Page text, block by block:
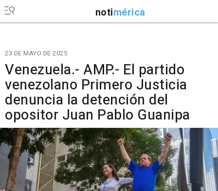
notimérica
23 DE MAYO DE 2025
Venezuela.- AMP.- El partido
venezolano Primero Justicia
denuncia la detención del
opositor Juan Pablo Guanipa